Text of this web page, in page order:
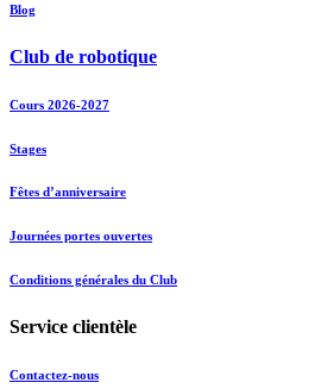
Blog
Club de robotique
Cours 2026-2027
Stages
Fêtes d’anniversaire
Journées portes ouvertes
Conditions générales du Club
Service clientèle
Contactez-nous